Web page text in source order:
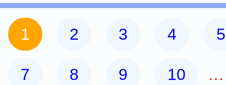
1 2 3 4 5
7 8 9 10